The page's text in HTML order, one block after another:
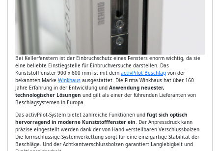
Bei Kellerfenstern ist der Einbruchschutz eines Fensters enorm wichtig, da sie
eine beliebte Einstiegstelle für Einbruchversuche darstellen. Das
Kunststofffenster 900 x 600 mm ist mit dem activPilot Beschlag von der
bekannten Marke Winkhaus ausgestattet. Die Firma Winkhaus hat über 160
Jahre Erfahrung in der Entwicklung und Anwendung neuester,
technologischer Lösungen und gilt als einer der führenden Lieferanten von
Beschlagsystemen in Europa.
Das activPilot-System bietet zahlreiche Funktionen und fügt sich optisch
hervorragend in moderne Kunststofffenster ein . Der Anpressdruck kann
präzise eingestellt werden dank der von Hand verstellbaren Verschlussbolzen.
Die formschlüssige Systemverkettung sorgt für eine einzigartige Stabilität der
Beschläge. Und der Achtkantverschlussbolzen garantiert Langlebigkeit und